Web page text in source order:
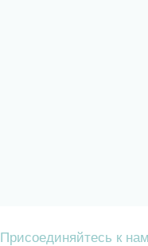
Присоединяйтесь к